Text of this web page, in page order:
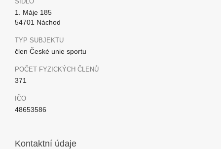
1. Máje 185
54701 Náchod
TYP SUBJEKTU
člen České unie sportu
POČET FYZICKÝCH ČLENŮ
371
IČO
48653586
Kontaktní údaje